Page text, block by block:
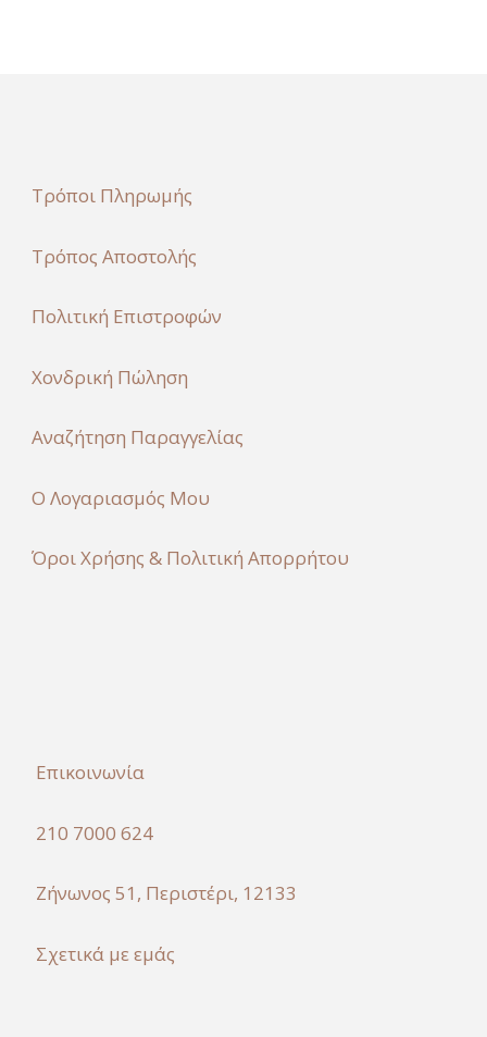
Τρόποι Πληρωμής
Τρόπος Αποστολής
Πολιτική Επιστροφών
Χονδρική Πώληση
Αναζήτηση Παραγγελίας
Ο Λογαριασμός Μου
Όροι Χρήσης & Πολιτική Απορρήτου
Επικοινωνία
210 7000 624
Ζήνωνος 51, Περιστέρι, 12133
Σχετικά με εμάς